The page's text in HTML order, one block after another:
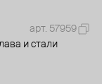
арт. 57959
и стали